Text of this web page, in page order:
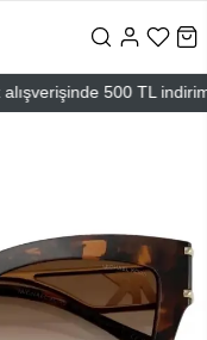
500 TL indirim